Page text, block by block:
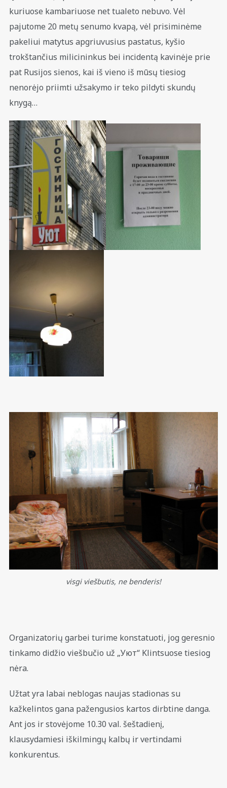
kuriuose kambariuose net tualeto nebuvo. Vėl
pajutome 20 metų senumo kvapą, vėl prisiminėme
pakeliui matytus apgriuvusius pastatus, kyšio
trokštančius milicininkus bei incidentą kavinėje prie
pat Rusijos sienos, kai iš vieno iš mūsų tiesiog
nenorėjo priimti užsakymo ir teko pildyti skundų
knygą…
visgi viešbutis, ne benderis!
Organizatorių garbei turime konstatuoti, jog geresnio
tinkamo didžio viešbučio už „Уют“ Klintsuose tiesiog
nėra.
Užtat yra labai neblogas naujas stadionas su
kažkelintos gana pažengusios kartos dirbtine danga.
Ant jos ir stovėjome 10.30 val. šeštadienį,
klausydamiesi iškilmingų kalbų ir vertindami
konkurentus.